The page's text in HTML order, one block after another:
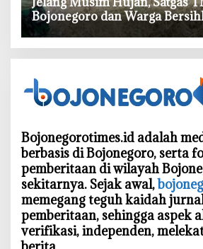
Bojonegoro dan Warga
Bojonegorotimes.id adalah
berbasis di Bojonegoro, serta
pemberitaan di wilayah
sekitarnya. Sejak awal,
memegang teguh kaidah
pemberitaan, sehingga aspek
verifikasi, independen,